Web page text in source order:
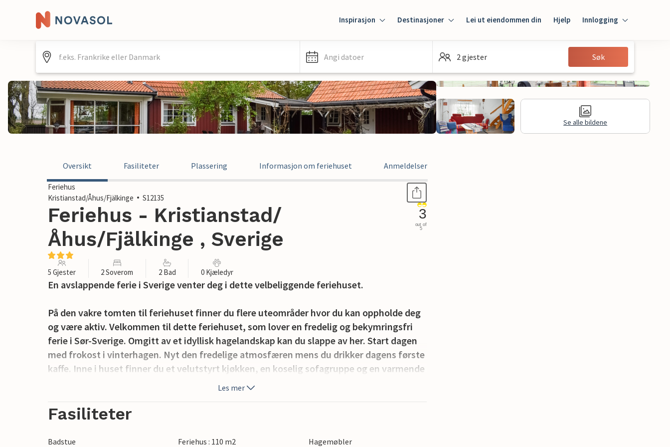
Inspirasjon Destinasjoner Lei ut eiendommen din Hjelp Innlogging
Innlogging
Gjest
Angi datoer 2 gjester Søk
Se alle bildene
Oversikt Fasiliteter Plassering Informasjon om feriehuset Anmeldelser
Feriehus
Kristianstad/Åhus/Fjälkinge
S12135
Feriehus - Kristianstad/
Åhus/Fjälkinge , Sverige
3
out of
5
5 Gjester 2 Soverom 2 Bad 0 Kjæledyr
En avslappende ferie i Sverige venter deg i dette velbeliggende feriehuset.
På den vakre tomten til feriehuset finner du flere uteområder hvor du kan oppholde deg
og være aktiv. Velkommen til dette feriehuset, som lover en fredelig og bekymringsfri
ferie i Sør-Sverige. Omgitt av et idyllisk hagelandskap kan du slappe av her. Start dagen
med frokost i vinterhagen. Nyt den fredelige atmosfæren mens du drikker dagens første
kaffe. Inne i huset finner du et velutstyrt kjøkken, en koselig sofagruppe og en varmende
Oppdag området rundt på en spasertur eller sykkeltur. Kysten er en av de vakreste i
byr på fantastiske kano- eller kajakkturer. Kristianstad har hyggelige restauranter og
Les mer
Fasiliteter
Badstue Feriehus : 110 m2
Hagemøbler